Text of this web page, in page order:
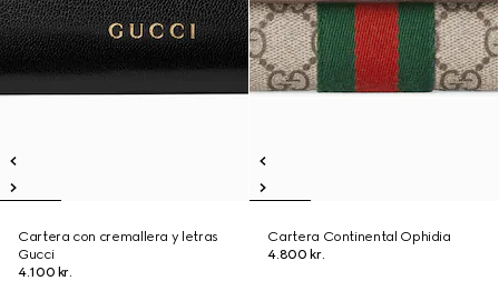
Cartera con cremallera y letras
Gucci
4.100 kr.
Cartera Continental Ophidia
4.800 kr.